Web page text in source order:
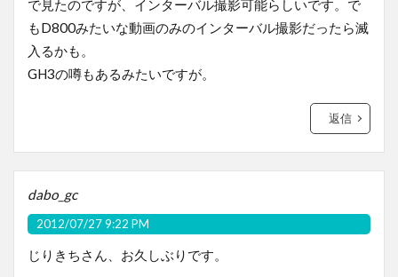
で見たのですが、インターバル撮影可能らしいです。で
もD800みたいな動画のみのインターバル撮影だったら滅
入るかも。
GH3の噂もあるみたいですが。
返信
dabo_gc
2012/07/27 9:22 PM
じりきちさん、お久しぶりです。